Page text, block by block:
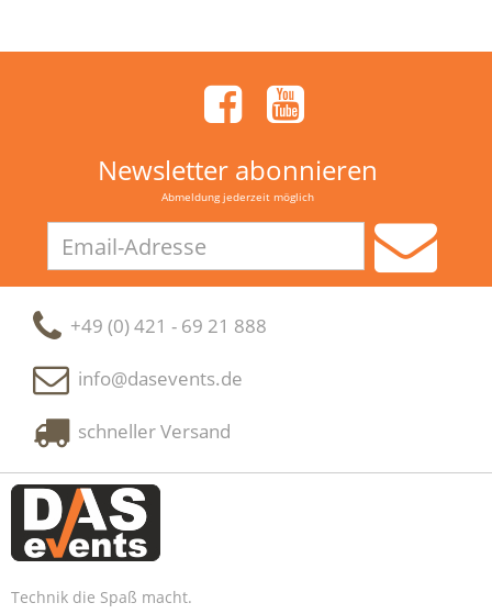
Newsletter abonnieren
Abmeldung jederzeit möglich
Adresse
+49 (0) 421 - 69 21 888
info@dasevents.de
schneller Versand
Technik die Spaß macht.